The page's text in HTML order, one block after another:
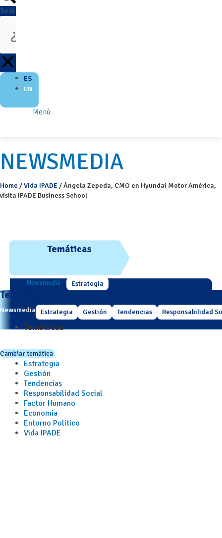
Search
ES
EN
Menú
NEWSMEDIA
Home /Vida IPADE /Ángela Zepeda, CMO en Hyundai Motor América,
visita IPADE Business School
Temáticas
Newsmedia Estrategia
Temáticas
Newsmedia Estrategia Gestión Tendencias Responsabilidad
Temáticas
Cambiar temática
Estrategia
Gestión
Tendencias
Responsabilidad Social
Factor Humano
Economía
Entorno Político
Vida IPADE